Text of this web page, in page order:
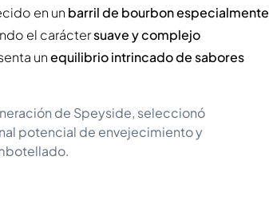
en un barril de bourbon especialmente
el caráctersuave y complejo
unequilibrio intrincado de sabores
de Speyside, seleccionó
potencial de envejecimiento y